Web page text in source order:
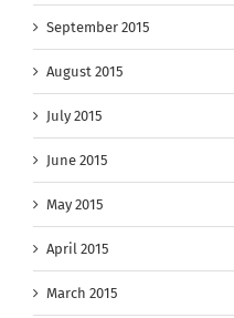
September 2015
August 2015
July 2015
June 2015
May 2015
April 2015
March 2015